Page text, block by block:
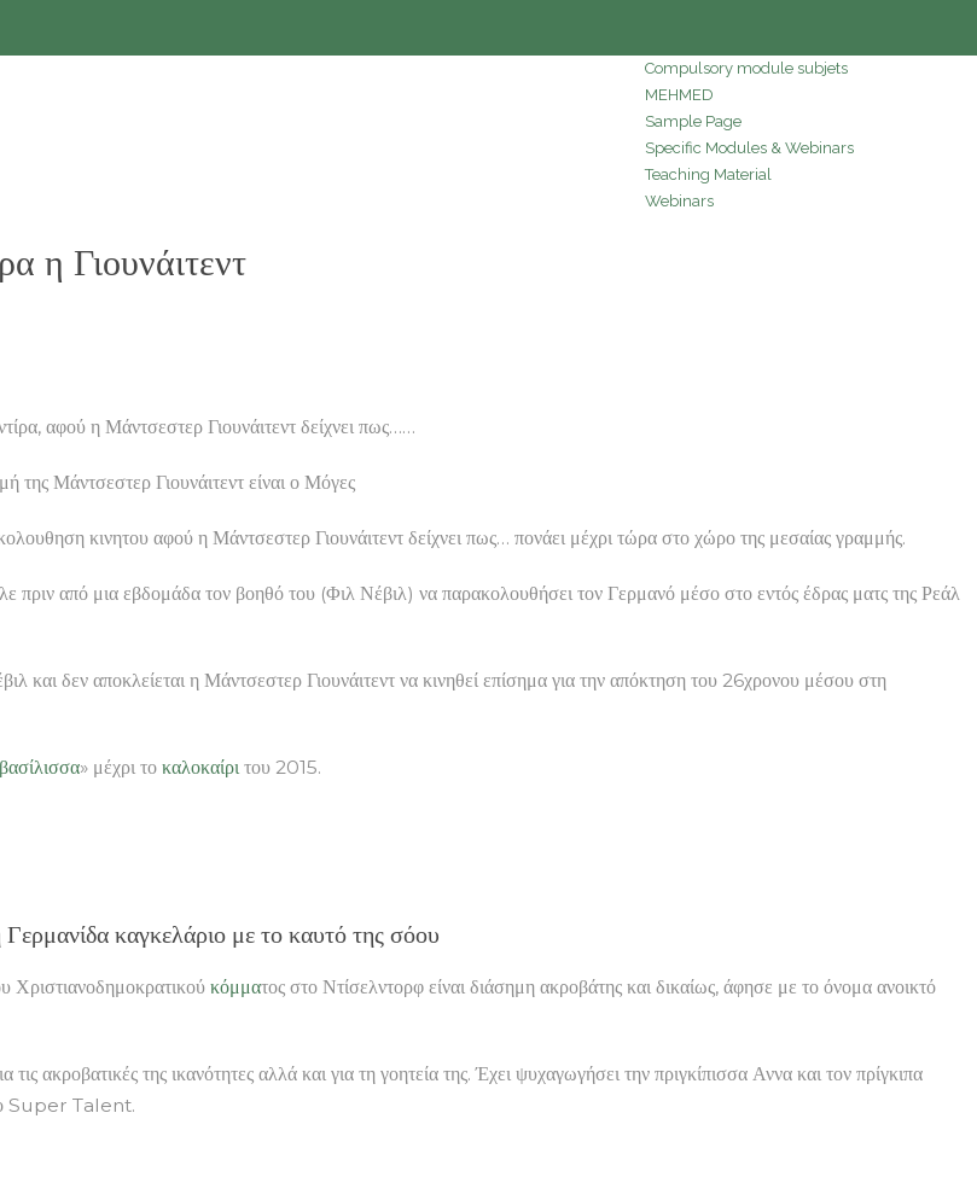
Compulsory module subjets
MEHMED
Sample Page
Specific Modules & Webinars
Teaching Material
Webinars
η Γιουνάιτεντ
αφού η Μάντσεστερ Γιουνάιτεντ δείχνει πως……
της Μάντσεστερ Γιουνάιτεντ είναι ο Μόγες
κινητου αφού η Μάντσεστερ Γιουνάιτεντ δείχνει πως… πονάει μέχρι τώρα στο χώρο της μεσαίας γραμμής.
λε πριν από μια εβδομάδα τον βοηθό του (Φιλ Νέβιλ) να παρακολουθήσει τον Γερμανό μέσο στο εντός έδρας ματς της Ρεάλ
δεν αποκλείεται η Μάντσεστερ Γιουνάιτεντ να κινηθεί επίσημα για την απόκτηση του 26χρονου μέσου στη
βασίλισσα» μέχρι το καλοκαίρι του 2015.
καγκελάριο με το καυτό της σόου
Χριστιανοδημοκρατικού κόμματος στο Ντίσελντορφ είναι διάσημη ακροβάτης και δικαίως, άφησε με το όνομα ανοικτό
τις ακροβατικές της ικανότητες αλλά και για τη γοητεία της. Έχει ψυχαγωγήσει την πριγκίπισσα Αννα και τον πρίγκιπα
το Super Talent.